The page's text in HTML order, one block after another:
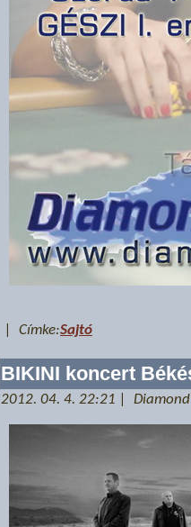
| Címke:Sajtó
BIKINI koncert
2012. 04. 4. 22:21 | Diamond